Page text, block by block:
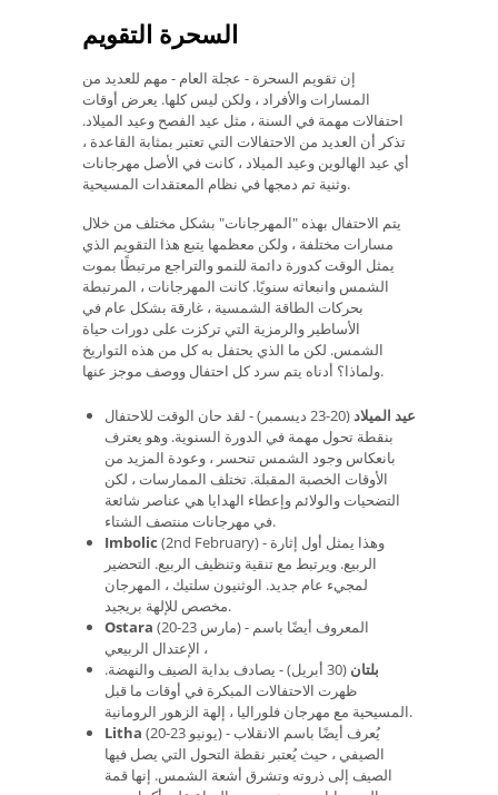
السحرة التقويم
إن تقويم السحرة - عجلة العام - مهم للعديد من
المسارات والأفراد ، ولكن ليس كلها. يعرض أوقات
احتفالات مهمة في السنة ، مثل عيد الفصح وعيد الميلاد.
تذكر أن العديد من الاحتفالات التي تعتبر بمثابة القاعدة ،
أي عيد الهالوين وعيد الميلاد ، كانت في الأصل مهرجانات
وثنية تم دمجها في نظام المعتقدات المسيحية.
يتم الاحتفال بهذه "المهرجانات" بشكل مختلف من خلال
مسارات مختلفة ، ولكن معظمها يتبع هذا التقويم الذي
يمثل الوقت كدورة دائمة للنمو والتراجع مرتبطًا بموت
الشمس وانبعاثه سنويًا. كانت المهرجانات ، المرتبطة
بحركات الطاقة الشمسية ، غارقة بشكل عام في
الأساطير والرمزية التي تركزت على دورات حياة
الشمس. لكن ما الذي يحتفل به كل من هذه التواريخ
ولماذا؟ أدناه يتم سرد كل احتفال ووصف موجز عنها.
عيد الميلاد
(20-23 ديسمبر) - لقد حان الوقت للاحتفال
بنقطة تحول مهمة في الدورة السنوية. وهو يعترف
بانعكاس وجود الشمس تنحسر ، وعودة المزيد من
الأوقات الخصبة المقبلة. تختلف الممارسات ، لكن
التضحيات والولائم وإعطاء الهدايا هي عناصر شائعة
في مهرجانات منتصف الشتاء.
Imbolic (2nd February) - وهذا يمثل أول إثارة
الربيع. ويرتبط مع تنقية وتنظيف الربيع. التحضير
لمجيء عام جديد. الوثنيون سلتيك ، المهرجان
مخصص للإلهة بريجيد.
Ostara (20-23 مارس) - المعروف أيضًا باسم
الإعتدال الربيعي ،
بلتان
(30 أبريل) - يصادف بداية الصيف والنهضة.
ظهرت الاحتفالات المبكرة في أوقات ما قبل
المسيحية مع مهرجان فلوراليا ، إلهة الزهور الرومانية.
Litha (20-23 يونيو) - يُعرف أيضًا باسم الانقلاب
الصيفي ، حيث يُعتبر نقطة التحول التي يصل فيها
الصيف إلى ذروته وتشرق أشعة الشمس. إنها قمة